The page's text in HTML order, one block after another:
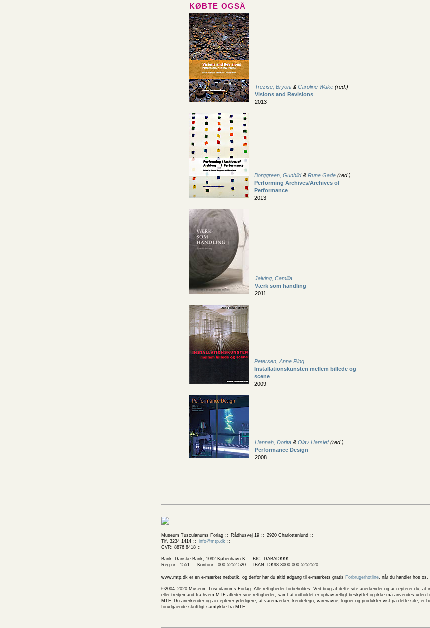
KØBTE OGSÅ
Trezise, Bryoni& Caroline Wake (red.)
Visions and Revisions
2013
Borggreen, Gunhild& Rune Gade (red.)
Performing Archives/Archives of
Performance
2013
Jalving, Camilla
Værk som handling
2011
Petersen, Anne Ring
Installationskunsten mellem billede og
scene
2009
Hannah, Dorita & Olav Harsløf(red.)
Performance Design
2008
Museum Tusculanums Forlag Rådhusvej 19
2920 Charlottenlund
Tlf. 3234 1414
info@mtp.dk
CVR: 8876 8418
Bank: Danske Bank, 1092 København K
BIC: DABADKKK
Reg.nr.: 1551
Kontonr.: 000 5252 520 IBAN: DK98 3000 000 5252520
www.mtp.dk er en e-mærket netbutik, og derfor har du altid adgang til e-mærkets gratis Forbrugerhotline, når du handler hos os.
©2004–2020 Museum Tusculanums Forlag. Alle rettigheder forbeholdes. Ved brug af dette site anerkender og accepterer du, at
eller tredjemand fra hvem MTF afleder sine rettigheder, samt at indholdet er ophavsretligt beskyttet og ikke må anvendes uden
MTF. Du anerkender og accepterer yderligere, at varemærker, kendetegn, varenavne, logoer og produkter vist på dette site, er
forudgående skriftligt samtykke fra MTF.